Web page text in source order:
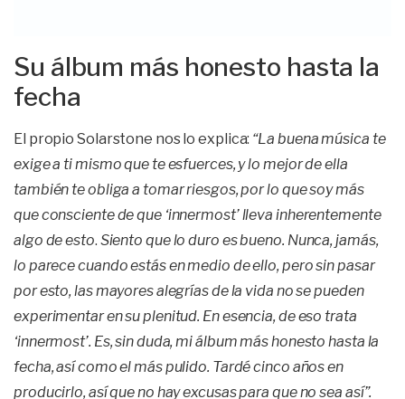
Su álbum más honesto hasta la
fecha
El propio Solarstone nos lo explica: “La buena música te
exige a ti mismo que te esfuerces, y lo mejor de ella
también te obliga a tomar riesgos, por lo que soy más
que consciente de que ‘innermost’ lleva inherentemente
algo de esto. Siento que lo duro es bueno. Nunca, jamás,
lo parece cuando estás en medio de ello, pero sin pasar
por esto, las mayores alegrías de la vida no se pueden
experimentar en su plenitud. En esencia, de eso trata
‘innermost’. Es, sin duda, mi álbum más honesto hasta la
fecha, así como el más pulido. Tardé cinco años en
producirlo, así que no hay excusas para que no sea así”.